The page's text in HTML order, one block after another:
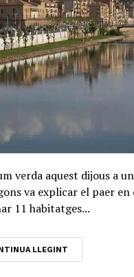
verda aquest dijous a
va explicar el paer
11 habitatges...
LLEGINT